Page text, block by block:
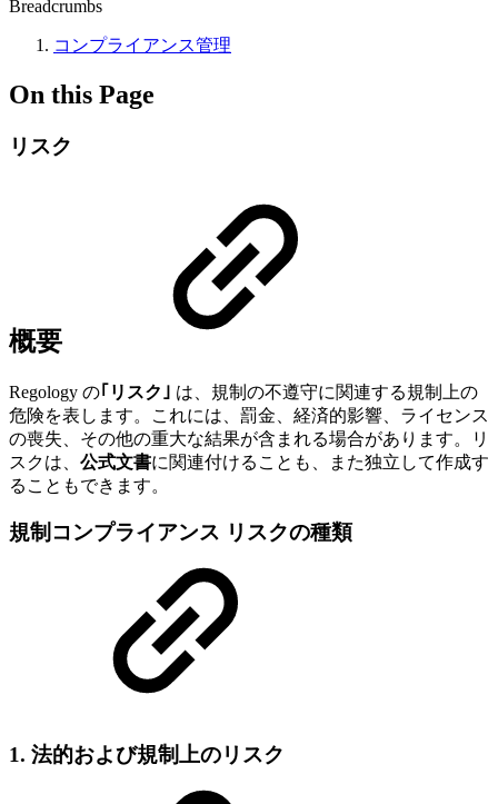
Breadcrumbs
コンプライアンス管理
On this Page
リスク
概要
Regology の｢リスク｣ は、規制の不遵守に関連する規制上の
危険を表します。これには、罰金、経済的影響、ライセンス
の喪失、その他の重大な結果が含まれる場合があります。リ
スクは、 公式文書に関連付けることも、また独立して作成す
ることもできます。
規制コンプライアンス リスクの種類
1. 法的および規制上のリスク